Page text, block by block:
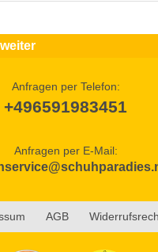
Anfragen per Telefon:
+496591983451
Anfragen per E-Mail:
AGB